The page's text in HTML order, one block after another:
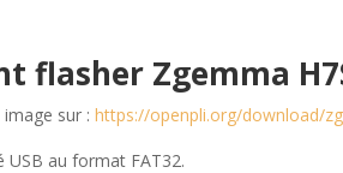
flasher Zgemma
image sur :https://openpli.org/download/
USB au format FAT32.